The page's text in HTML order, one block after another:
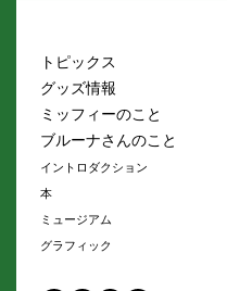
トピックス
グッズ情報
ミッフィーのこと
ブルーナさんのこと
イントロダクション
本
ミュージアム
グラフィック